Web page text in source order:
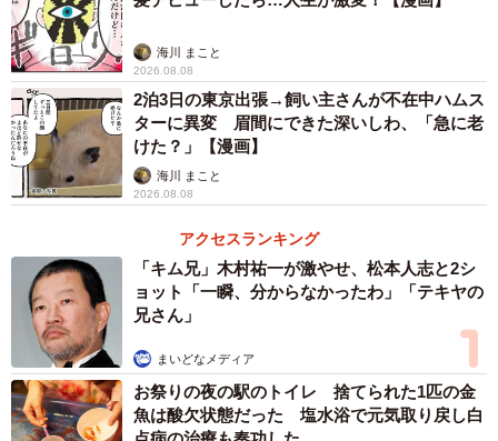
海川 まこと
2026.08.08
2泊3日の東京出張→飼い主さんが不在中ハムス
ターに異変 眉間にできた深いしわ、「急に老
けた？」【漫画】
海川 まこと
2026.08.08
アクセスランキング
「キム兄」木村祐一が激やせ、松本人志と2シ
ョット「一瞬、分からなかったわ」「テキヤの
兄さん」
まいどなメディア
お祭りの夜の駅のトイレ 捨てられた1匹の金
魚は酸欠状態だった 塩水浴で元気取り戻し白